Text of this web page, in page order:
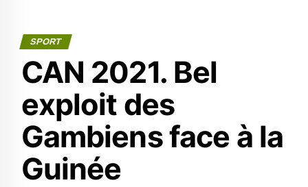
SPORT
CAN 2021. Bel
exploit des
Gambiens face à la
Guinée